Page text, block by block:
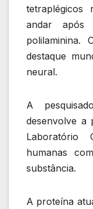
tetraplégicos
andar após
polilaminina.
destaque
neural.
A
desenvolve a
Laboratório
humanas
substância.
A proteína